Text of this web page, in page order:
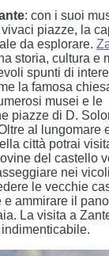
: con i suoi
piazze, la
da esplorare.
storia, cultura e
spunti di
la famosa
musei e le
piazze di D.
al lungomare
città potrai
del castello
nei
le vecchie
e ammirare il
La visita a